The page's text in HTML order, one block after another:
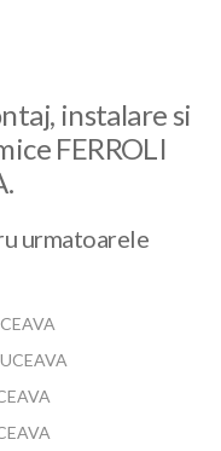
instalare si
FERROLI
urmatoarele